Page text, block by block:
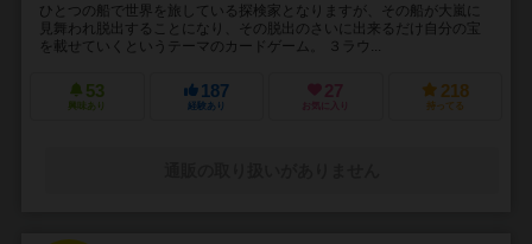
ひとつの船で世界を旅している探検家となりますが、その船が大嵐に
見舞われ脱出することになり、その脱出のさいに出来るだけ自分の宝
を載せていくというテーマのカードゲーム。 ３ラウ...
53
興味あり
187
経験あり
27
お気に入り
218
持ってる